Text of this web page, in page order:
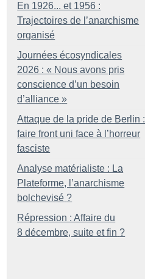
En 1926... et 1956 :
Trajectoires de l’anarchisme
organisé
Journées écosyndicales
2026 : « Nous avons pris
conscience d’un besoin
d’alliance »
Attaque de la pride de Berlin :
faire front uni face à l’horreur
fasciste
Analyse matérialiste : La
Plateforme, l’anarchisme
bolchevisé ?
Répression : Affaire du
8 décembre, suite et fin ?